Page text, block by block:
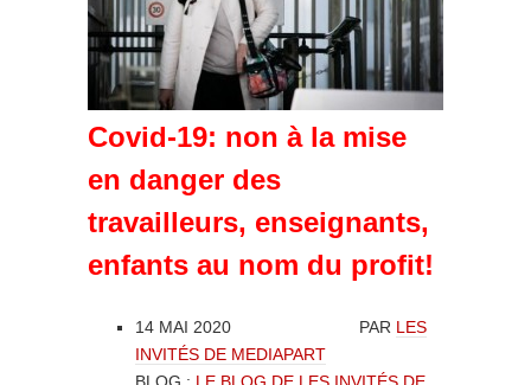
Covid-19: non à la mise
en danger des
travailleurs, enseignants,
enfants au nom du profit!
14 MAI 2020 PAR LES
INVITÉS DE MEDIAPART